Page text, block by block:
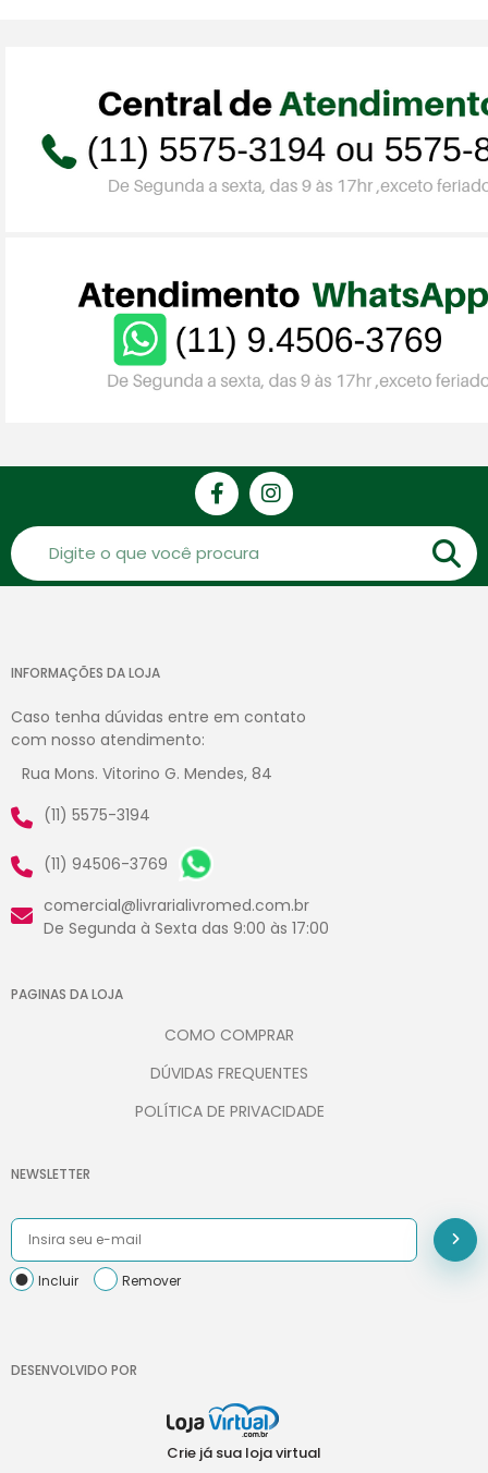
INFORMAÇÕES DA LOJA
Caso tenha dúvidas entre em contato
com nosso atendimento:
Rua Mons. Vitorino G. Mendes, 84
(11) 5575-3194
(11) 94506-3769
comercial@livrarialivromed.com.br
De Segunda à Sexta das 9:00 às 17:00
PAGINAS DA LOJA
COMO COMPRAR
DÚVIDAS FREQUENTES
POLÍTICA DE PRIVACIDADE
NEWSLETTER
Incluir Remover
DESENVOLVIDO POR
Crie já sua loja virtual